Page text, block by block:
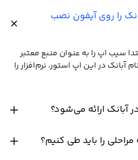
را روی آیفون نصب
سیب اپ را به عنوان منبع معتبر
در این اپ استور، نرم‌افزار را
آبانک ارائه می‌شود؟
را باید طی کنیم؟